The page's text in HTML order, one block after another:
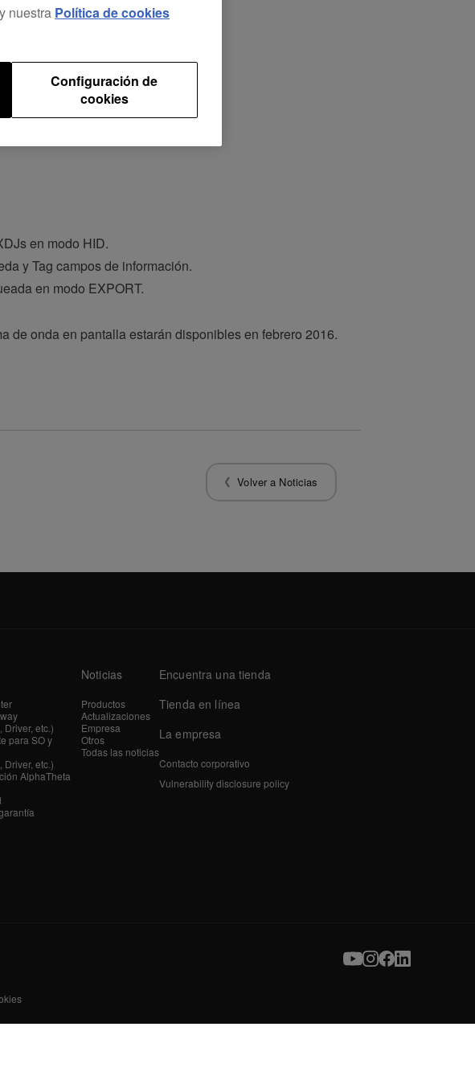
en modo HID.
y Tag campos de información.
en modo EXPORT.
de onda en pantalla estarán disponibles en febrero 2016.
Volver a Noticias
Driver, etc.)
para SO y
Driver, etc.)
AlphaTheta
Noticias
Productos
Actualizaciones
Empresa
Otros
Todas las noticias
Encuentra una tienda
Tienda en línea
La empresa
Contacto corporativo
Vulnerability disclosure policy
y nuestra Política de cookies
Configuración de
cookies